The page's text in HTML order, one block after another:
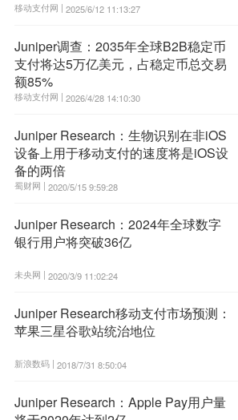
移动支付网 | 2025/6/12 11:13:27
Juniper调查：2035年全球B2B稳定币
支付将达5万亿美元，占稳定币总交易
额85%
移动支付网 | 2026/4/28 14:10:30
Juniper Research：生物识别在非iOS
设备上用于移动支付的速度将是iOS设
备的两倍
蜀财网 | 2020/5/15 9:59:28
Juniper Research：2024年全球数字
银行用户将突破36亿
未央网 | 2020/3/9 11:02:24
Juniper Research移动支付市场预测：
苹果三星谷歌站统治地位
新浪数码 | 2018/7/31 8:50:04
Juniper Research：Apple Pay用户量